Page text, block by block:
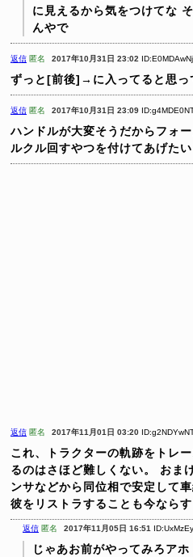
に見えるから気をつけてな
んやで
返信 匿名 2017年10月31日 23:02
ずっと[前後]→に入ってると思っ
返信 匿名 2017年10月31日 23:09
ハンドルが大変そうだからフォ
ルクル回すやつを付けてあげたい
返信 匿名 2017年11月01日 03:20
これ、トラクターの軌跡をトレ
るのはさほど難しくない。
おま
ンサなどから同位相で安定して
彼をリストラすることも今ならす
返信 匿名 2017年11月05日 16:51
じゃあお前がやってみろアホ